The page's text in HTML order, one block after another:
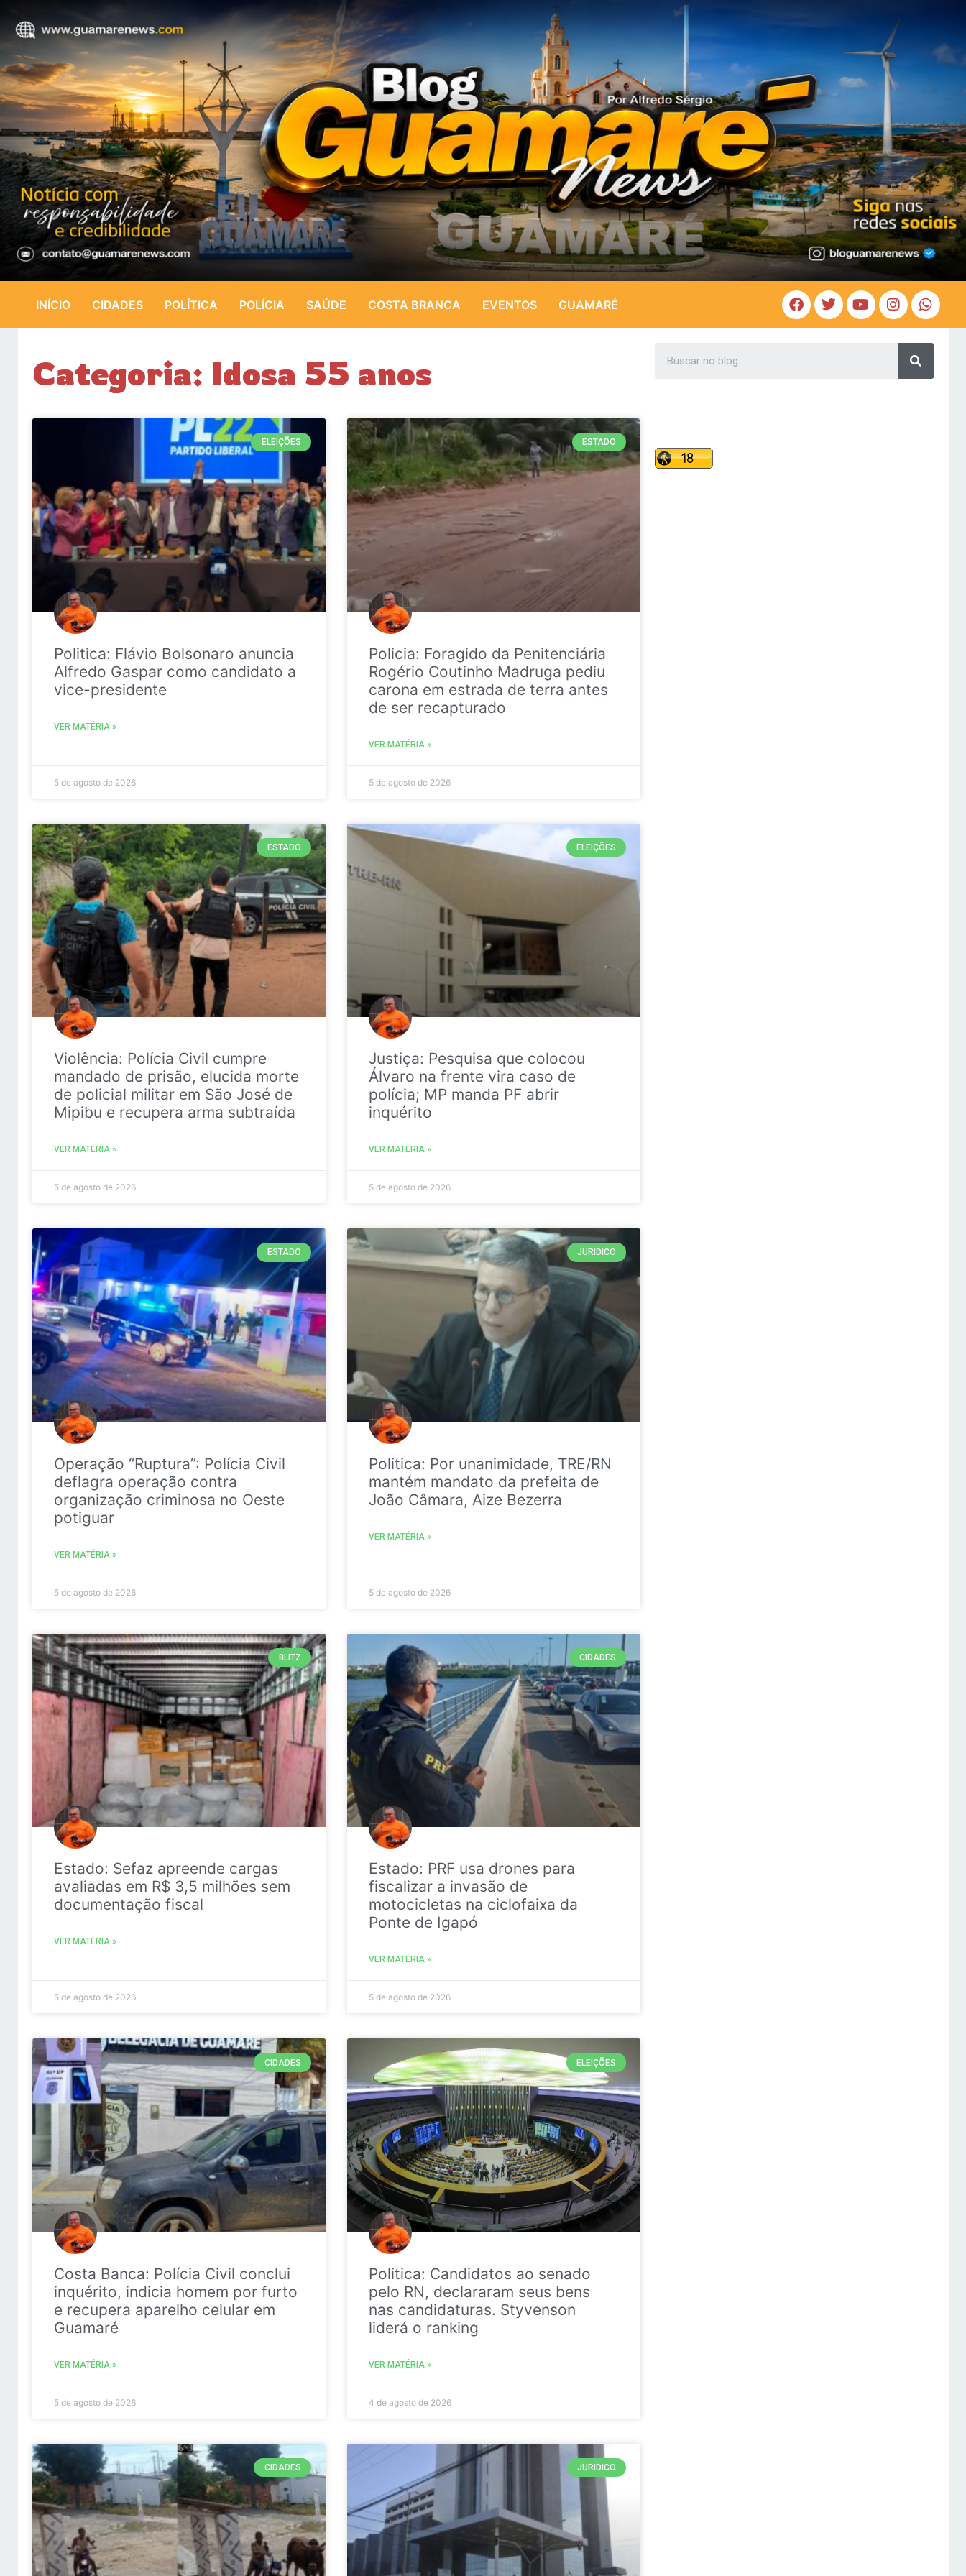
INÍCIO CIDADES POLÍTICA POLÍCIA SAÚDE COSTA BRANCA EVENTOS GUAMARÉ
Categoria: Idosa 55 anos
ELEIÇÕES
Politica: Flávio Bolsonaro anuncia
Alfredo Gaspar como candidato a
vice-presidente
VER MATÉRIA »
5 de agosto de 2026
ESTADO
Policia: Foragido da Penitenciária
Rogério Coutinho Madruga pediu
carona em estrada de terra antes
de ser recapturado
VER MATÉRIA »
5 de agosto de 2026
ESTADO
Violência: Polícia Civil cumpre
mandado de prisão, elucida morte
de policial militar em São José de
Mipibu e recupera arma subtraída
VER MATÉRIA »
5 de agosto de 2026
ELEIÇÕES
Justiça: Pesquisa que colocou
Álvaro na frente vira caso de
polícia; MP manda PF abrir
inquérito
VER MATÉRIA »
5 de agosto de 2026
ESTADO
Operação “Ruptura”: Polícia Civil
deflagra operação contra
organização criminosa no Oeste
potiguar
VER MATÉRIA »
5 de agosto de 2026
JURIDICO
Politica: Por unanimidade, TRE/RN
mantém mandato da prefeita de
João Câmara, Aize Bezerra
VER MATÉRIA »
5 de agosto de 2026
BLITZ
Estado: Sefaz apreende cargas
avaliadas em R$ 3,5 milhões sem
documentação fiscal
VER MATÉRIA »
5 de agosto de 2026
CIDADES
Estado: PRF usa drones para
fiscalizar a invasão de
motocicletas na ciclofaixa da
Ponte de Igapó
VER MATÉRIA »
5 de agosto de 2026
CIDADES
Costa Banca: Polícia Civil conclui
inquérito, indicia homem por furto
e recupera aparelho celular em
Guamaré
VER MATÉRIA »
5 de agosto de 2026
ELEIÇÕES
Politica: Candidatos ao senado
pelo RN, declararam seus bens
nas candidaturas. Styvenson
liderá o ranking
VER MATÉRIA »
4 de agosto de 2026
CIDADES JURIDICO